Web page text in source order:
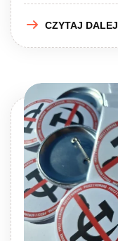
CZYTAJ DALEJ